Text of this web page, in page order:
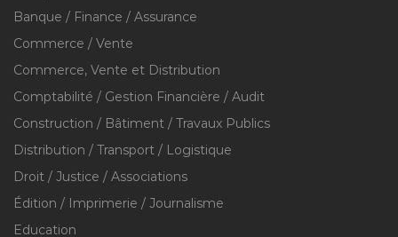
Banque / Finance / Assurance
Commerce / Vente
Commerce, Vente et Distribution
Comptabilité / Gestion Financière / Audit
Construction / Bâtiment / Travaux Publics
Distribution / Transport / Logistique
Droit / Justice / Associations
Édition / Imprimerie / Journalisme
Education